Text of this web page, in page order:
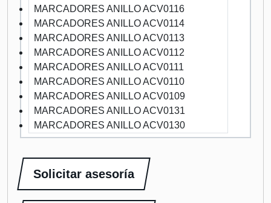
MARCADORES ANILLO ACV0116
MARCADORES ANILLO ACV0114
MARCADORES ANILLO ACV0113
MARCADORES ANILLO ACV0112
MARCADORES ANILLO ACV0111
MARCADORES ANILLO ACV0110
MARCADORES ANILLO ACV0109
MARCADORES ANILLO ACV0131
MARCADORES ANILLO ACV0130
Solicitar asesoría